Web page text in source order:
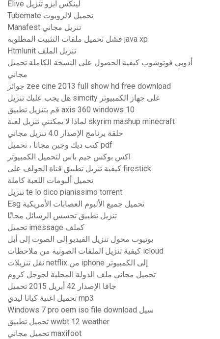
Elive لينكس ايزو تنزيل
Tubemate تحميل لالروبوت
Manafest تنزيل مجاني
فشل تحميل ملفات التثبيت المطلوبة java xp
Htmlunit تنزيل الملف
أدوبي فوتوشوب كيفية الحصول على النسخة الكاملة تحميل
مجاني
جوائز zee cine 2013 full show hd free download
هل يجب عليك تنزيل simcity على جهاز الكمبيوتر
قم بتنزيل تطبيق axis 360 windows 10
لماذا لا يمكنني تنزيل لعبة skyrim mashup minecraft
حلقة برنامج الإصدار 4.0 تنزيل مجاني
كتب ديك وجين مجانا ، تحميل pdf
اكس بوكس ​​جيم باس لتحميل الكمبيوتر
كيفية تنزيل تطبيق قناة الجولف على firestick
تحميل ألبومات اللعبة كاملة
تنزيل te lo dico pianissimo torrent
Esg تحميل جميع الألبوم العصابات الأمريكية
تنزيل تطبيق تجسس الرسائل مجانًا
تحميل imessage كملف
يوتيوب محول تنزيل الفيديو إلى الصوت إلى أبل
كيفية تنزيل الملفات الصوتية من ملاحظات icloud
نقل تنزيلات netflix من iphone إلى الكمبيوتر
تحميل مجاني ملف الدولة المحلية لجوجل كروم
جافا الإصدار 42 أبريل 2015 تحميل
تحميل اغنية كيانا ليدي mp3
Windows 7 pro oem iso file download سيل
تحميل تطبيق wwbt 12 weather
تحميل مجاني maxifoot